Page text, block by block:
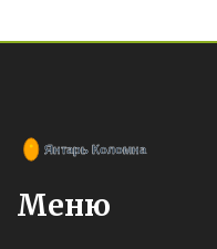
Меню